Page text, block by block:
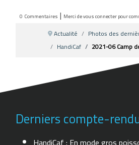
0 Commentaires | Merci de vous connecter pour
Actualité
Photos des
HandiCaf
2021-06 Camp
Derniers compte-